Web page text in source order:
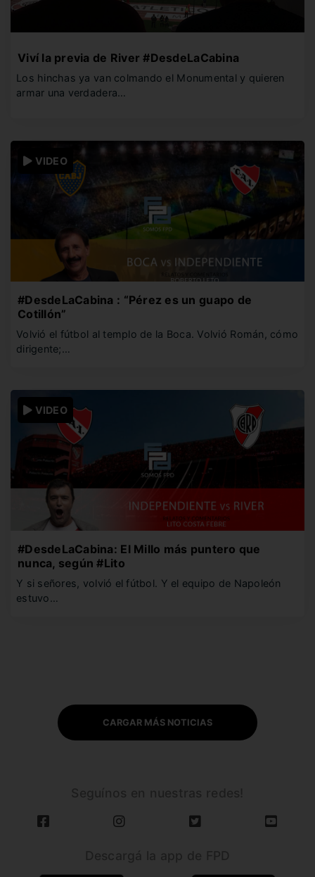
Viví la previa de River #DesdeLaCabina
Los hinchas ya van colmando el Monumental y quieren
armar una verdadera…
VIDEO
#DesdeLaCabina : “Pérez es un guapo de
Cotillón”
Volvió el fútbol al templo de la Boca. Volvió Román, cómo
dirigente;…
VIDEO
#DesdeLaCabina: El Millo más puntero que
nunca, según #Lito
Y si señores, volvió el fútbol. Y el equipo de Napoleón
estuvo…
CARGAR MÁS NOTICIAS